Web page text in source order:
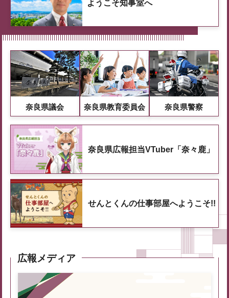
ようこそ知事室へ
奈良県議会 奈良県教育委員会 奈良県警察
奈良県広報担当VTuber「奈々鹿」
せんとくんの仕事部屋へようこそ!!
広報メディア